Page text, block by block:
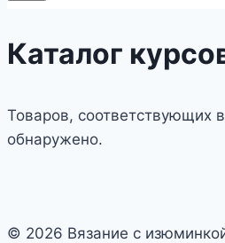
Каталог
Товаров, соответствующих
обнаружено.
© 2026 Вязание с